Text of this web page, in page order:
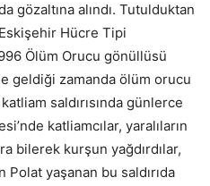
gözaltına alındı. Tutulduktan
Hücre Tipi
Ölüm Orucu gönüllüsü
geldiği zamanda ölüm orucu
saldırısında günlerce
katliamcılar, yaralıların
bilerek kurşun yağdırdılar,
Polat yaşanan bu saldırıda